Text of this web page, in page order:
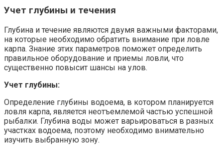
Учет глубины и течения
Глубина и течение являются двумя важными факторами,
на которые необходимо обратить внимание при ловле
карпа. Знание этих параметров поможет определить
правильное оборудование и приемы ловли, что
существенно повысит шансы на улов.
Учет глубины:
Определение глубины водоема, в котором планируется
ловля карпа, является неотъемлемой частью успешной
рыбалки. Глубина воды может варьироваться в разных
участках водоема, поэтому необходимо внимательно
изучить выбранную зону.